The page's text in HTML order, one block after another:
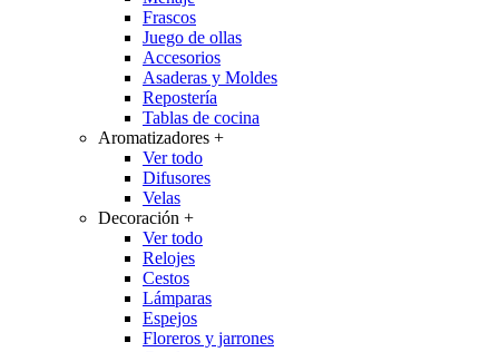
Frascos
Juego de ollas
Accesorios
Asaderas y Moldes
Repostería
Tablas de cocina
Aromatizadores +
Ver todo
Difusores
Velas
Decoración +
Ver todo
Relojes
Cestos
Lámparas
Espejos
Floreros y jarrones